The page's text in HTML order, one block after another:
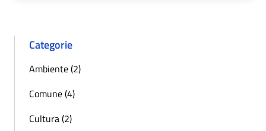
Categorie
Ambiente (2)
Comune (4)
Cultura (2)